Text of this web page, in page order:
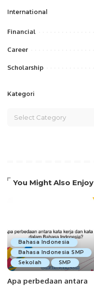
International
Financial
Career
Scholarship
Kategori
You Might Also Enjoy
Bahasa Indonesia
Bahasa Indonesia SMP
Sekolah
SMP
Apa perbedaan antara